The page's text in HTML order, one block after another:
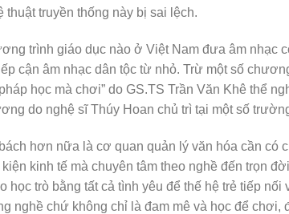
thuật truyền thống này bị sai lệch.
trình giáo dục nào ở Việt Nam đưa âm nhạc
cận âm nhạc dân tộc từ nhỏ. Trừ một số
học mà chơi” do GS.TS Trần Văn Khê thể
do nghệ sĩ Thúy Hoan chủ trì tại một số
hơn nữa là cơ quan quản lý văn hóa cần có
kinh tế mà chuyên tâm theo nghề đến trọn
học trò bằng tất cả tình yêu để thế hệ trẻ tiếp
nghề chứ không chỉ là đam mê và học để chơi,